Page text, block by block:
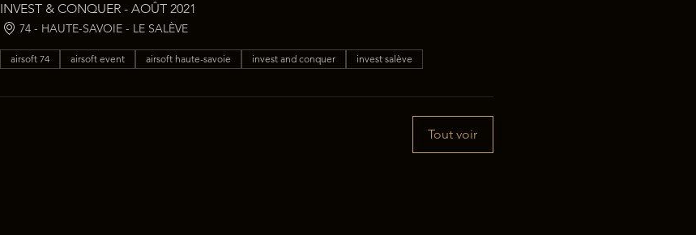
INVEST & CONQUER - AOÛT 2021
74 - HAUTE-SAVOIE - LE SALÈVE
airsoft 74 airsoft event airsoft haute-savoie invest and conquer invest salève
Tout voir